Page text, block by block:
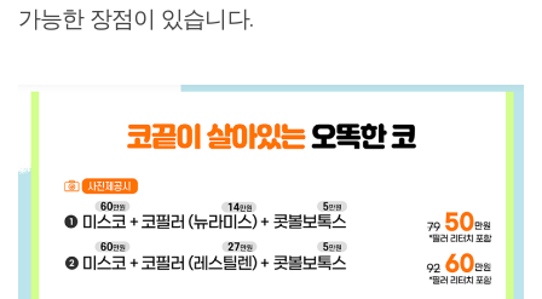
가능한 장점이 있습니다.